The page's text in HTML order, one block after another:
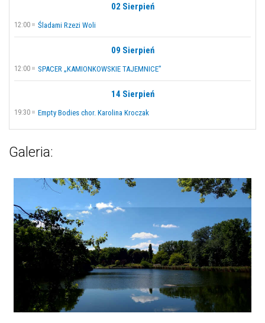
02 Sierpień
12:00 Śladami Rzezi Woli
09 Sierpień
12:00 SPACER „KAMIONKOWSKIE TAJEMNICE”
14 Sierpień
19:30 Empty Bodies chor. Karolina Kroczak
Galeria: